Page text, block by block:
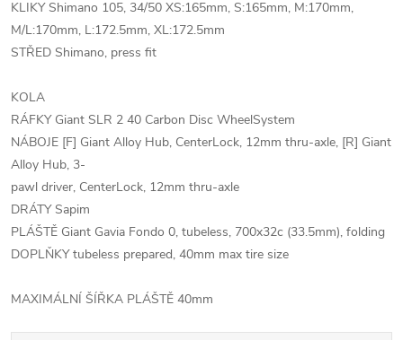
KLIKY Shimano 105, 34/50 XS:165mm, S:165mm, M:170mm,
M/L:170mm, L:172.5mm, XL:172.5mm
STŘED Shimano, press fit
KOLA
RÁFKY Giant SLR 2 40 Carbon Disc WheelSystem
NÁBOJE [F] Giant Alloy Hub, CenterLock, 12mm thru-axle, [R] Giant
Alloy Hub, 3-
pawl driver, CenterLock, 12mm thru-axle
DRÁTY Sapim
PLÁŠTĚ Giant Gavia Fondo 0, tubeless, 700x32c (33.5mm), folding
DOPLŇKY tubeless prepared, 40mm max tire size
MAXIMÁLNÍ ŠÍŘKA PLÁŠTĚ 40mm